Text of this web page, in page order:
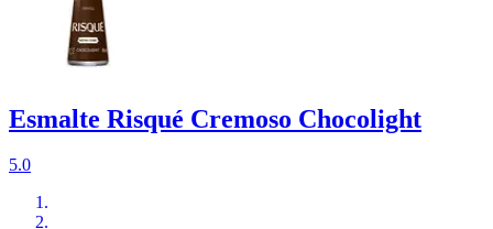
Esmalte Risqué Cremoso Chocolight
5.0